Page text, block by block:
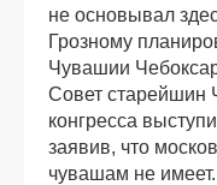
не основывал
Грозному
Чувашии
Совет старейшин
конгресса
заявив, что
чувашам не имеет.